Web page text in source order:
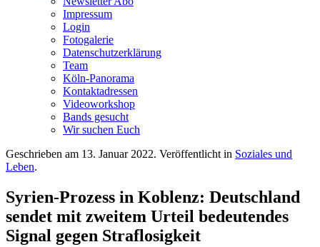
Impressum
Login
Fotogalerie
Datenschutzerklärung
Team
Köln-Panorama
Kontaktadressen
Videoworkshop
Bands gesucht
Wir suchen Euch
Geschrieben am 13. Januar 2022. Veröffentlicht in Soziales und
Leben.
Syrien-Prozess in Koblenz: Deutschland
sendet mit zweitem Urteil bedeutendes
Signal gegen Straflosigkeit
Deutschland und in weiteren
Staaten auf diesen
Erkenntnissen aufbauend
weitere Prozesse nach dem
Weltrechtsprinzip anstrengt
Strukturermittlungsverfahren
des Generalbundesanwalts
und die Beweiserhebung vor
dem Oberlandesgericht (OLG)
Koblenz sind eine wertvolle
Prozess nach dem
Völkerstrafgesetzbuch zu
Syrien. Dieser beginnt am 19.
Januar 2022 gegen den
syrischen Arzt Aala M. vor